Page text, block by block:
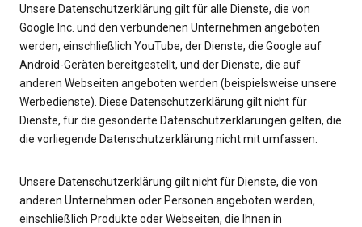
Unsere Datenschutzerklärung gilt für alle Dienste, die von
Google Inc. und den verbundenen Unternehmen angeboten
werden, einschließlich YouTube, der Dienste, die Google auf
Android-Geräten bereitgestellt, und der Dienste, die auf
anderen Webseiten angeboten werden (beispielsweise unsere
Werbedienste). Diese Datenschutzerklärung gilt nicht für
Dienste, für die gesonderte Datenschutzerklärungen gelten, die
die vorliegende Datenschutzerklärung nicht mit umfassen.
Unsere Datenschutzerklärung gilt nicht für Dienste, die von
anderen Unternehmen oder Personen angeboten werden,
einschließlich Produkte oder Webseiten, die Ihnen in